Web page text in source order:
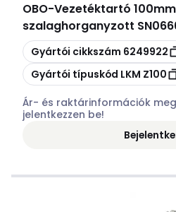
OBO-Vezetéktartó 100mm
szalaghorganyzott
Másolás
Gyártói cikkszám 6249922
Másolás
Gyártói típuskód LKM Z100
Ár- és raktárinformációk
jelentkezzen be!